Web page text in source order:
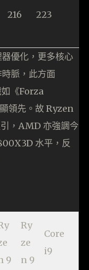
216 223
優化，更多核心
脈，此方面
《Forza
領先。故 Ryzen
，AMD 亦強調今
水平，反
9
Ry
ze
n 9
Core
i9